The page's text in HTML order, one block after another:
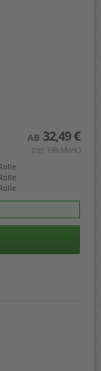
AB 32,49 €
(zzgl. 19% Mwst.)